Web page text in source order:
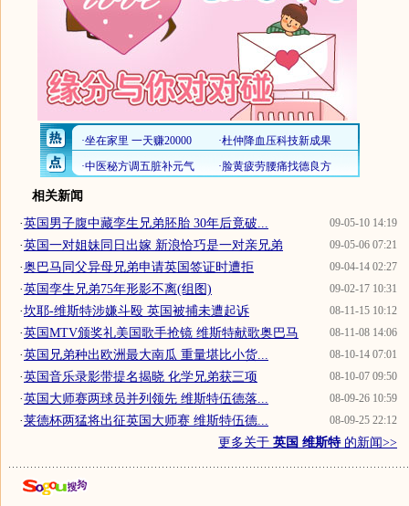
相关新闻
09-05-10 14:19
·英国男子腹中藏孪生兄弟胚胎 30年后竟破...
09-05-06 07:21
·英国一对姐妹同日出嫁 新浪恰巧是一对亲兄弟
09-04-14 02:27
·奥巴马同父异母兄弟申请英国签证时遭拒
09-02-17 10:31
·英国孪生兄弟75年形影不离(组图)
08-11-15 10:12
·坎耶-维斯特涉嫌斗殴 英国被捕未遭起诉
08-11-08 14:06
·英国MTV颁奖礼美国歌手抢镜 维斯特献歌奥巴马
08-10-14 07:01
·英国兄弟种出欧洲最大南瓜 重量堪比小货...
08-10-07 09:50
·英国音乐录影带提名揭晓 化学兄弟获三项
08-09-26 10:59
·英国大师赛两球员并列领先 维斯特伍德落...
08-09-25 22:12
·莱德杯两猛将出征英国大师赛 维斯特伍德...
更多关于 英国 维斯特的新闻>>